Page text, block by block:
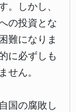
。しかし、
の投資とな
難になりま
に必ずしも
せん。
国の腐敗し